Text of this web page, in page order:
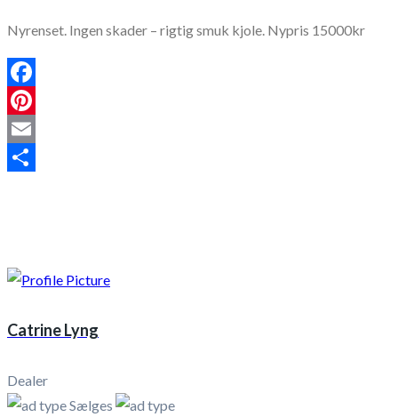
Nyrenset. Ingen skader – rigtig smuk kjole. Nypris 15000kr
Facebook
Pinterest
Email
Catrine Lyng
Dealer
Sælges